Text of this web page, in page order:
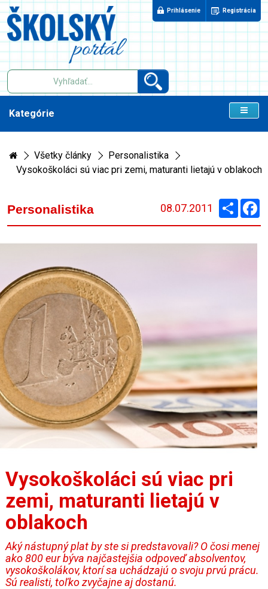
Prihlásenie Registrácia
Kategórie
Všetky články
Personalistika
Vysokoškoláci sú viac pri zemi, maturanti lietajú v oblakoch
Personalistika 08.07.2011 Zdieľaj
Vysokoškoláci sú viac pri
zemi, maturanti lietajú v
oblakoch
Aký nástupný plat by ste si predstavovali? O čosi menej
ako 800 eur býva najčastejšia odpoveď absolventov,
vysokoškolákov, ktorí sa uchádzajú o svoju prvú prácu.
Sú realisti, toľko zvyčajne aj dostanú.